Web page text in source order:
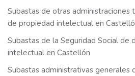
Subastas de otras administraciones
de propiedad intelectual en
Subastas de la Seguridad Social de
intelectual en Castellón
Subastas administrativas generales